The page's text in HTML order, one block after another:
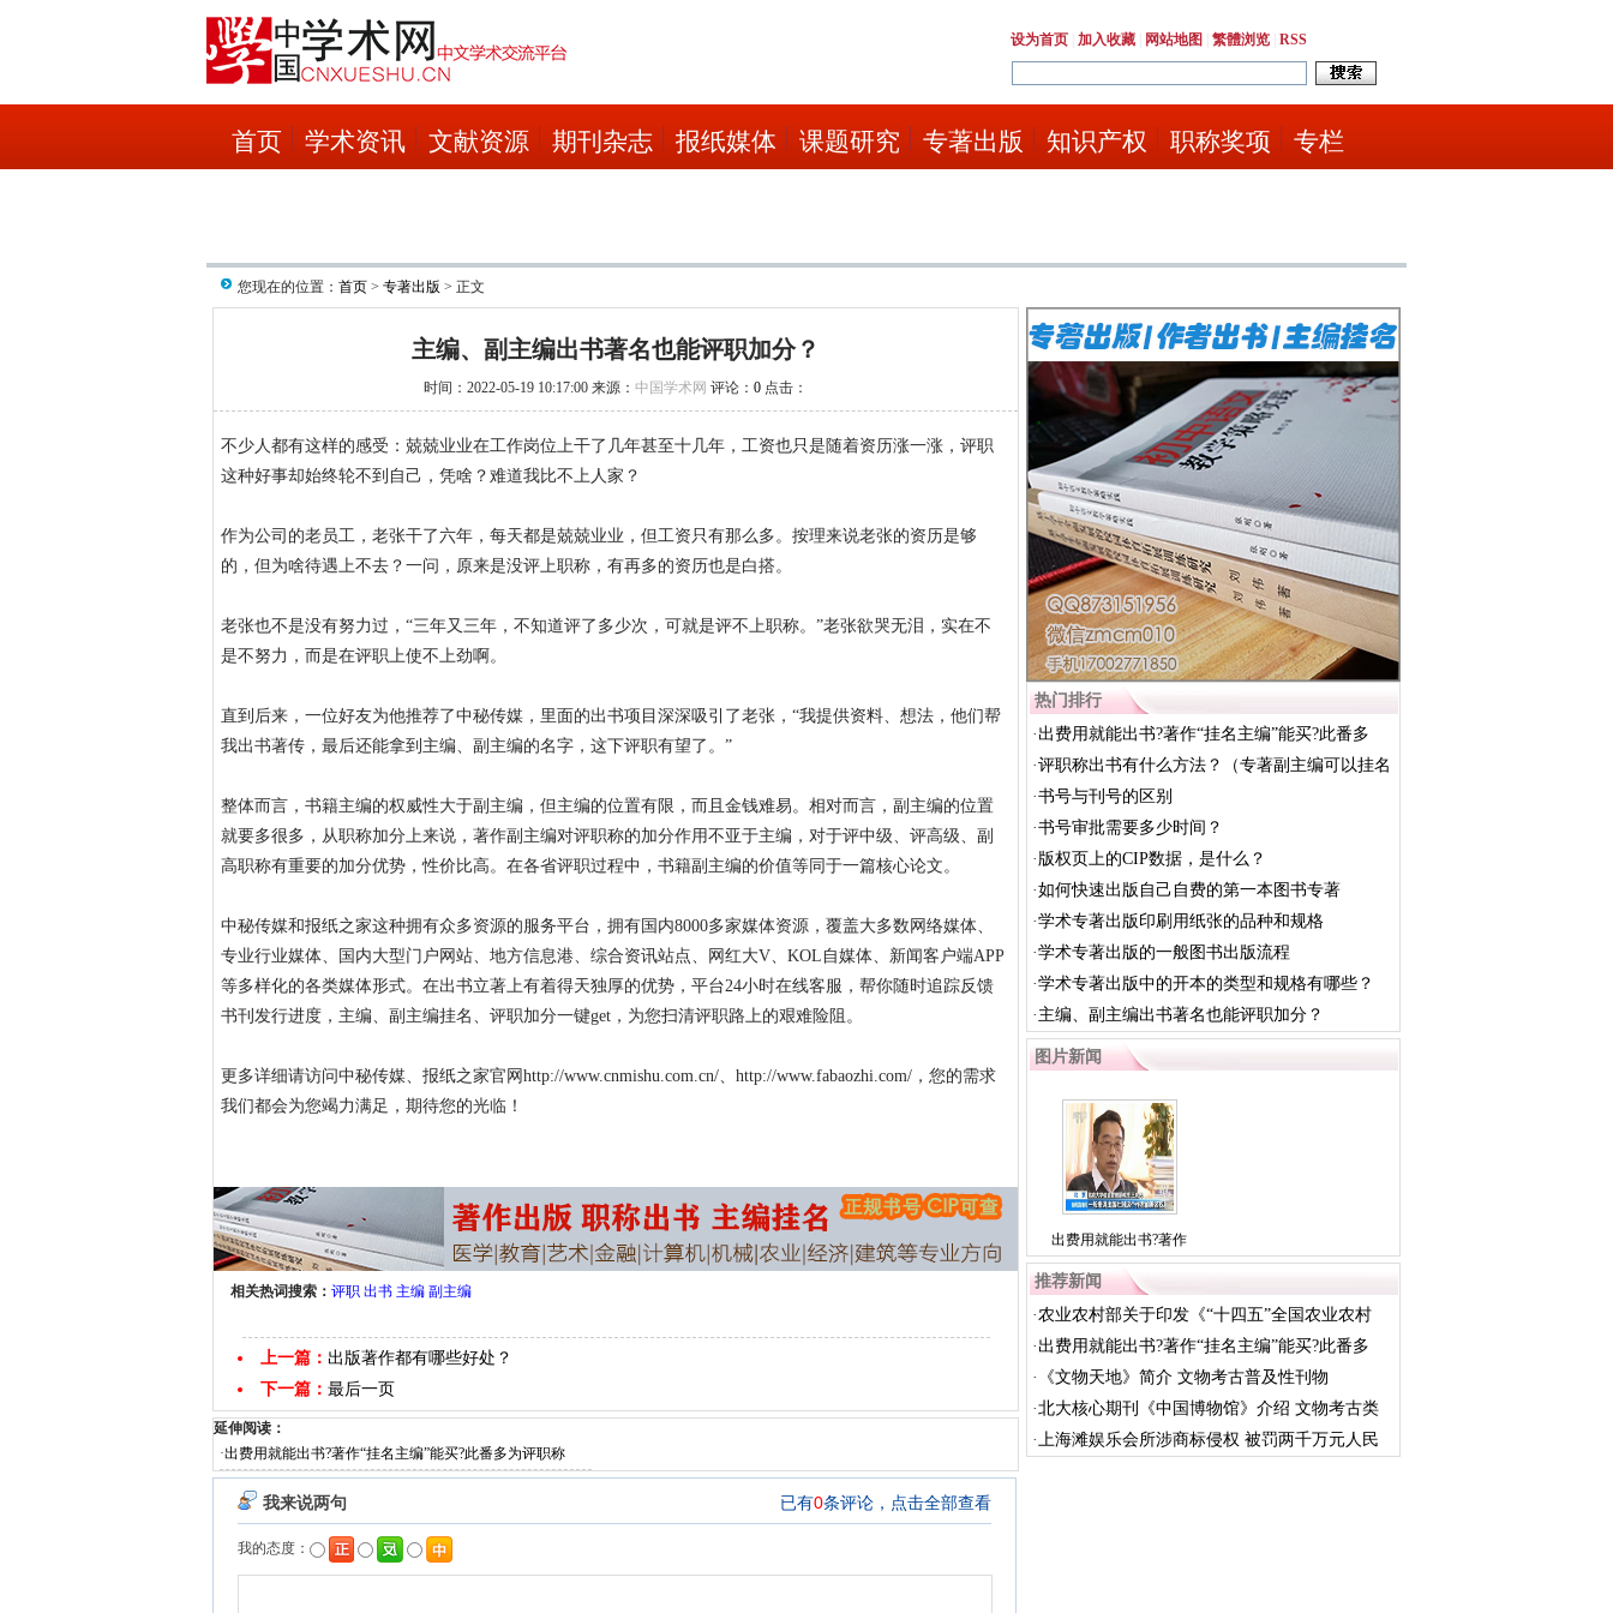
设为首页 加入收藏 网站地图 繁體浏览 RSS
首页 学术资讯 文献资源 期刊杂志 报纸媒体 课题研究 专著出版 知识产权 职称奖项 专栏
您现在的位置： 首页 > 专著出版 > 正文
主编、副主编出书著名也能评职加分？
时间：2022-05-19 10:17:00 来源： 中国学术网 评论： 0 点击：
不少人都有这样的感受：兢兢业业在工作岗位上干了几年甚至十几年，工资也只是随着资历涨一涨，评职
这种好事却始终轮不到自己，凭啥？难道我比不上人家？
作为公司的老员工，老张干了六年，每天都是兢兢业业，但工资只有那么多。按理来说老张的资历是够
的，但为啥待遇上不去？一问，原来是没评上职称，有再多的资历也是白搭。
老张也不是没有努力过，“三年又三年，不知道评了多少次，可就是评不上职称。”老张欲哭无泪，实在不
是不努力，而是在评职上使不上劲啊。
直到后来，一位好友为他推荐了中秘传媒，里面的出书项目深深吸引了老张，“我提供资料、想法，他们帮
我出书著传，最后还能拿到主编、副主编的名字，这下评职有望了。”
整体而言，书籍主编的权威性大于副主编，但主编的位置有限，而且金钱难易。相对而言，副主编的位置
就要多很多，从职称加分上来说，著作副主编对评职称的加分作用不亚于主编，对于评中级、评高级、副
高职称有重要的加分优势，性价比高。在各省评职过程中，书籍副主编的价值等同于一篇核心论文。
中秘传媒和报纸之家这种拥有众多资源的服务平台，拥有国内8000多家媒体资源，覆盖大多数网络媒体、
专业行业媒体、国内大型门户网站、地方信息港、综合资讯站点、网红大V、KOL自媒体、新闻客户端APP
等多样化的各类媒体形式。在出书立著上有着得天独厚的优势，平台24小时在线客服，帮你随时追踪反馈
书刊发行进度，主编、副主编挂名、评职加分一键get，为您扫清评职路上的艰难险阻。
更多详细请访问中秘传媒、报纸之家官网http://www.cnmishu.com.cn/、http://www.fabaozhi.com/，您的需求
我们都会为您竭力满足，期待您的光临！
相关热词搜索： 评职 出书 主编 副主编
上一篇： 出版著作都有哪些好处？
下一篇： 最后一页
延伸阅读：
·出费用就能出书?著作“挂名主编”能买?此番多为评职称
热门排行
·出费用就能出书?著作“挂名主编”能买?此番多
为...
·评职称出书有什么方法？（专著副主编可以挂名
吗？）
·书号与刊号的区别
·书号审批需要多少时间？
· 版权页上的CIP数据，是什么？
·如何快速出版自己自费的第一本图书专著
·学术专著出版印刷用纸张的品种和规格
·学术专著出版的一般图书出版流程
·学术专著出版中的开本的类型和规格有哪些？
· 主编、副主编出书著名也能评职加分？
图片新闻
出费用就能出书?著作
推荐新闻
·农业农村部关于印发《“十四五”全国农业农村
信...
·出费用就能出书?著作“挂名主编”能买?此番多
为...
·
《文物天地》简介 文物考古普及性刊物
·北大核心期刊《中国博物馆》介绍 文物考古类
刊物
·上海滩娱乐会所涉商标侵权 被罚两千万元人民